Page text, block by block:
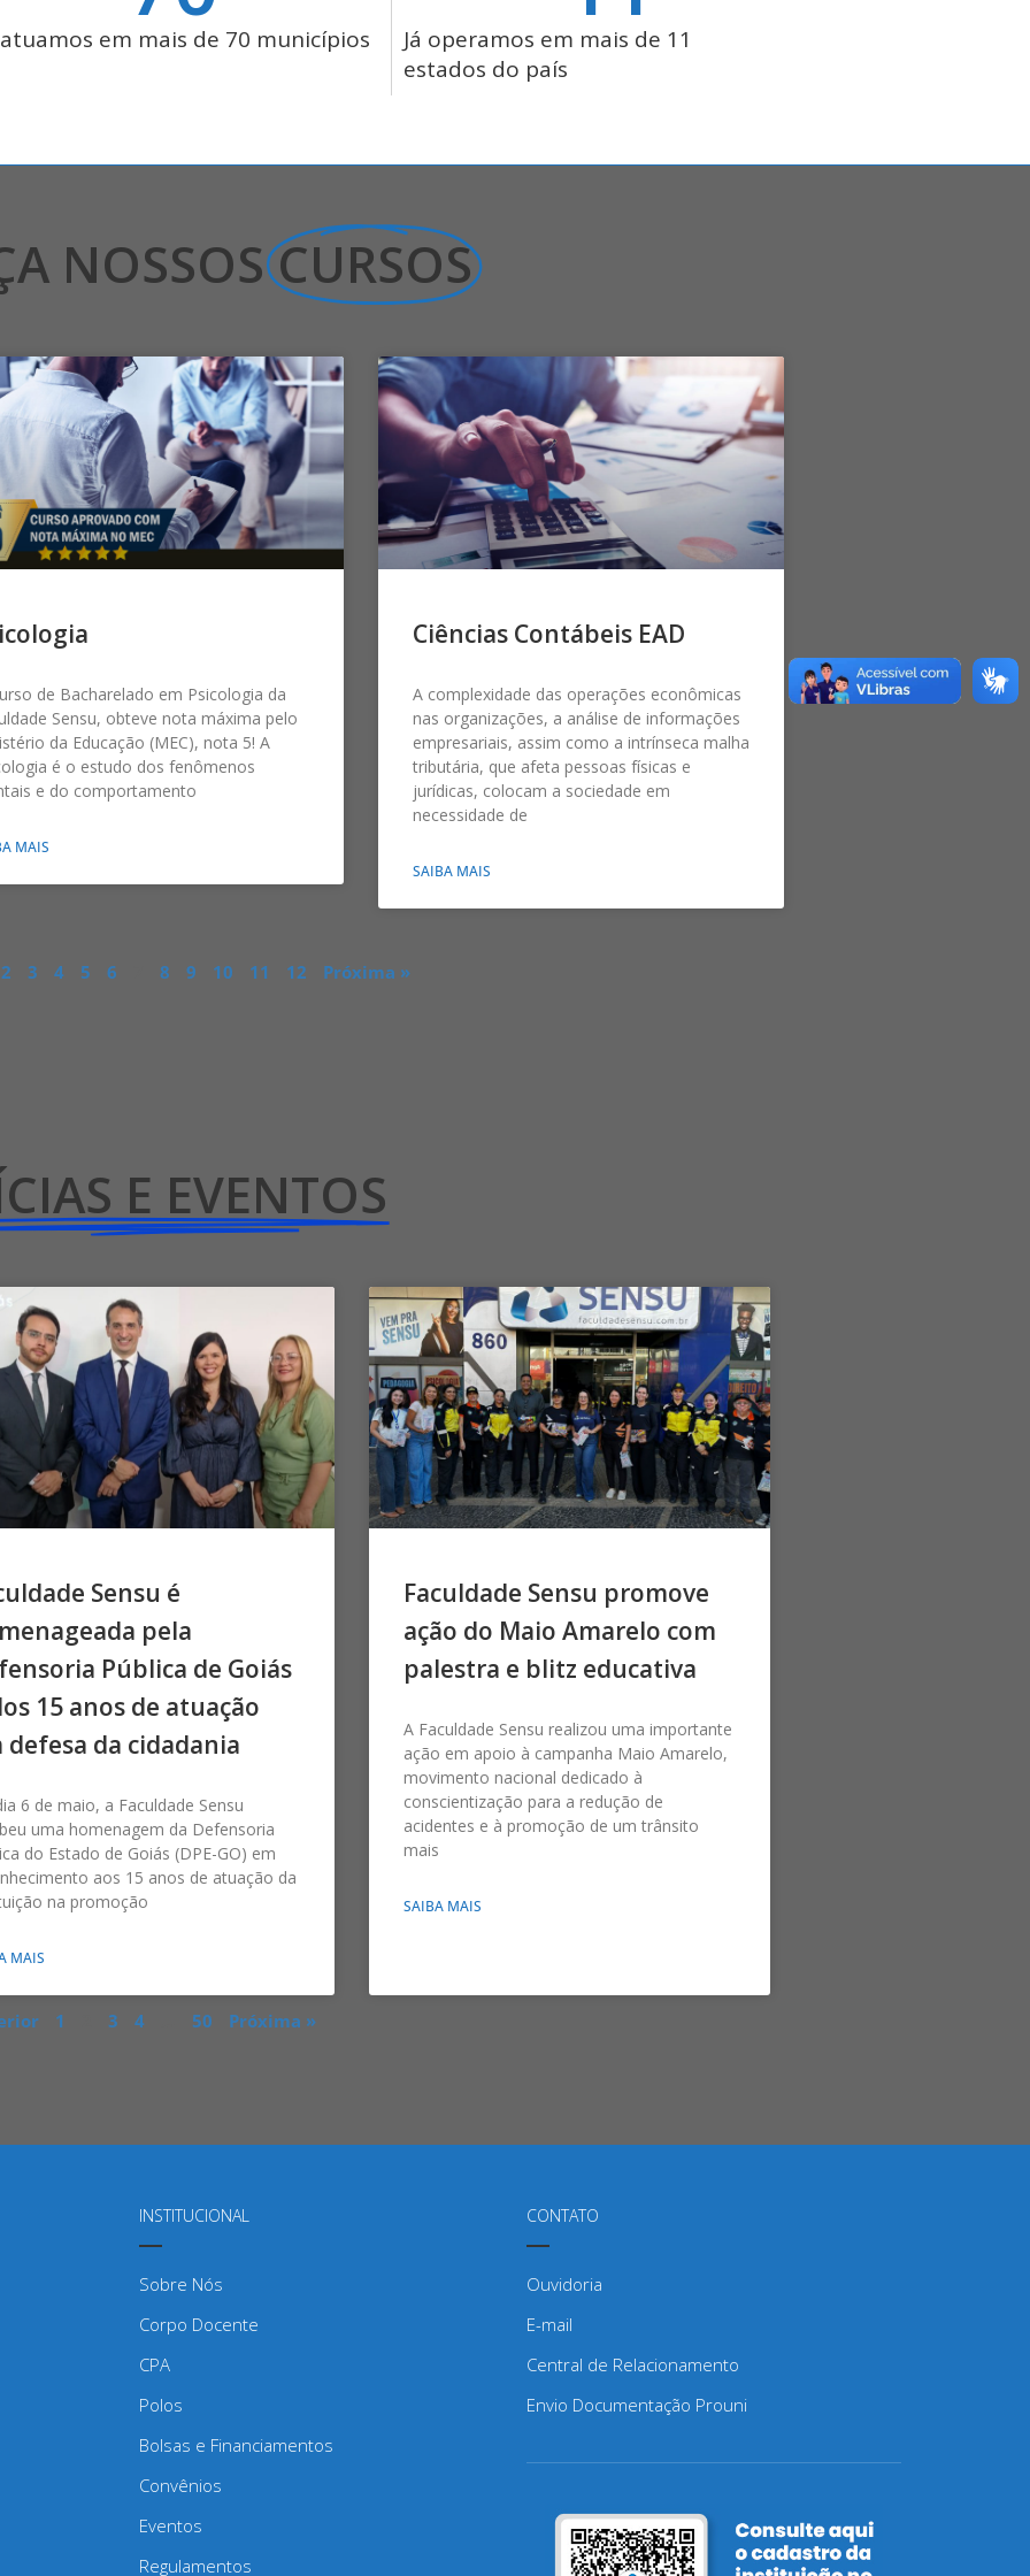
atuamos em mais de 70 municípios
Já operamos em mais de 11
estados do país
NOSSOS CURSOS
de Bacharelado em Psicologia da
Sensu, obteve nota máxima pelo
da Educação (MEC), nota 5! A
é o estudo dos fenômenos
e do comportamento
MAIS
Ciências Contábeis EAD
A complexidade das operações econômicas
nas organizações, a análise de informações
empresariais, assim como a intrínseca malha
tributária, que afeta pessoas físicas e
jurídicas, colocam a sociedade em
necessidade de
SAIBA MAIS
2 3 4 5 6 8 9 10 11 12 Próxima »
E EVENTOS
Sensu é
pela
Pública de Goiás
15 anos de atuação
defesa da cidadania
6 de maio, a Faculdade Sensu
uma homenagem da Defensoria
do Estado de Goiás (DPE-GO) em
aos 15 anos de atuação da
na promoção
MAIS
Faculdade Sensu promove
ação do Maio Amarelo com
palestra e blitz educativa
A Faculdade Sensu realizou uma importante
ação em apoio à campanha Maio Amarelo,
movimento nacional dedicado à
conscientização para a redução de
acidentes e à promoção de um trânsito
mais
SAIBA MAIS
1 3 4 50 Próxima »
INSTITUCIONAL
Sobre Nós
Corpo Docente
CPA
Polos
Bolsas e Financiamentos
Convênios
Eventos
Regulamentos
CONTATO
Ouvidoria
E-mail
Central de Relacionamento
Envio Documentação Prouni